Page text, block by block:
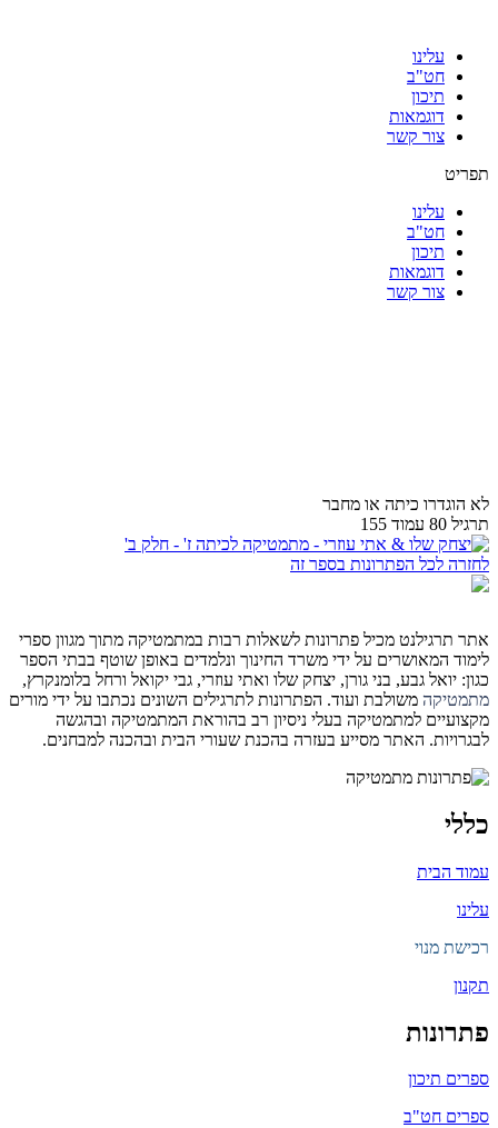
עלינו
חט"ב
תיכון
דוגמאות
צור קשר
תפריט
עלינו
חט"ב
תיכון
דוגמאות
צור קשר
לא הוגדרו כיתה או מחבר
תרגיל 80 עמוד 155
לחזרה לכל הפתרונות בספר זה
אתר תרגילנט מכיל פתרונות לשאלות רבות במתמטיקה מתוך מגוון ספרי
לימוד המאושרים על ידי משרד החינוך ונלמדים באופן שוטף בבתי הספר
כגון: יואל גבע, בני גורן, יצחק שלו ואתי עוזרי, גבי יקואל ורחל בלומנקרץ,
מתמטיקה משולבת ועוד. הפתרונות לתרגילים השונים נכתבו על ידי מורים
מקצועיים למתמטיקה בעלי ניסיון רב בהוראת המתמטיקה ובהגשה
לבגרויות. האתר מסייע בעזרה בהכנת שעורי הבית ובהכנה למבחנים.
כללי
עמוד הבית
עלינו
רכישת מנוי
תקנון
פתרונות
ספרים תיכון
ספרים חט"ב